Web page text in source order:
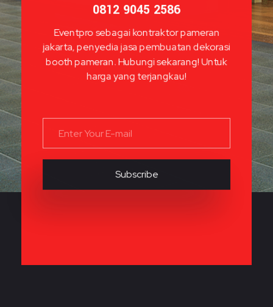
0812 9045 2586
Eventpro sebagai kontraktor pameran
jakarta, penyedia jasa pembuatan dekorasi
booth pameran. Hubungi sekarang! Untuk
harga yang terjangkau!